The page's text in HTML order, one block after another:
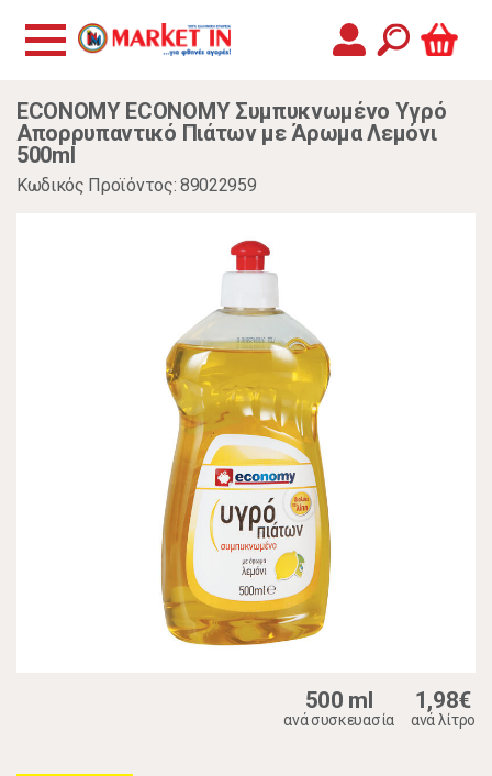
ECONOMY ECONOMY Συμπυκνωμένο Υγρό
Απορρυπαντικό Πιάτων με Άρωμα Λεμόνι
500ml
Κωδικός Προϊόντος: 89022959
500 ml
ανά συσκευασία
1,98€
ανά λίτρο